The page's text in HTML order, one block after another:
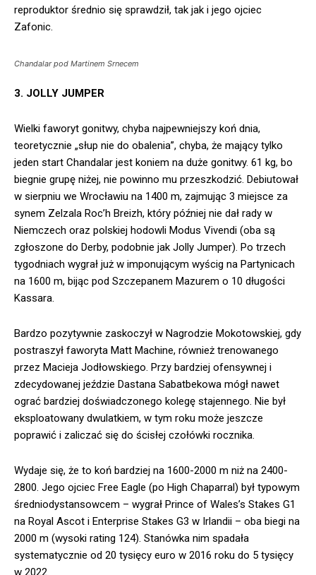
reproduktor średnio się sprawdził, tak jak i jego ojciec
Zafonic.
Chandalar pod Martinem Srnecem
3. JOLLY JUMPER
Wielki faworyt gonitwy, chyba najpewniejszy koń dnia,
teoretycznie „słup nie do obalenia”, chyba, że mający tylko
jeden start Chandalar jest koniem na duże gonitwy. 61 kg, bo
biegnie grupę niżej, nie powinno mu przeszkodzić. Debiutował
w sierpniu we Wrocławiu na 1400 m, zajmując 3 miejsce za
synem Zelzala Roc’h Breizh, który później nie dał rady w
Niemczech oraz polskiej hodowli Modus Vivendi (oba są
zgłoszone do Derby, podobnie jak Jolly Jumper). Po trzech
tygodniach wygrał już w imponującym wyścig na Partynicach
na 1600 m, bijąc pod Szczepanem Mazurem o 10 długości
Kassara.
Bardzo pozytywnie zaskoczył w Nagrodzie Mokotowskiej, gdy
postraszył faworyta Matt Machine, również trenowanego
przez Macieja Jodłowskiego. Przy bardziej ofensywnej i
zdecydowanej jeździe Dastana Sabatbekowa mógł nawet
ograć bardziej doświadczonego kolegę stajennego. Nie był
eksploatowany dwulatkiem, w tym roku może jeszcze
poprawić i zaliczać się do ścisłej czołówki rocznika.
Wydaje się, że to koń bardziej na 1600-2000 m niż na 2400-
2800. Jego ojciec Free Eagle (po High Chaparral) był typowym
średniodystansowcem – wygrał Prince of Wales’s Stakes G1
na Royal Ascot i Enterprise Stakes G3 w Irlandii – oba biegi na
2000 m (wysoki rating 124). Stanówka nim spadała
systematycznie od 20 tysięcy euro w 2016 roku do 5 tysięcy
w 2022.